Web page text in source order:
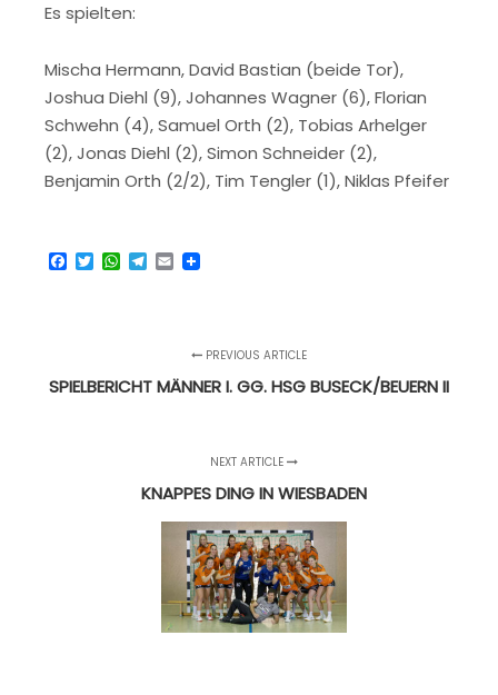
Es spielten:
Mischa Hermann, David Bastian (beide Tor),
Joshua Diehl (9), Johannes Wagner (6), Florian
Schwehn (4), Samuel Orth (2), Tobias Arhelger
(2), Jonas Diehl (2), Simon Schneider (2),
Benjamin Orth (2/2), Tim Tengler (1), Niklas Pfeifer
Facebook
TwitterWhatsApp
Telegram
Email
PREVIOUS ARTICLE
SPIELBERICHT MÄNNER I. GG. HSG BUSECK/BEUERN II
NEXT ARTICLE
KNAPPES DING IN WIESBADEN